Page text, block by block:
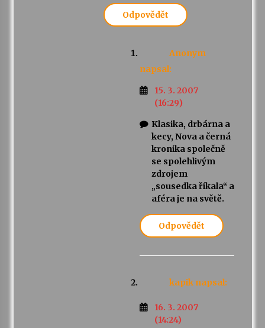
Odpovědět
Anonym
napsal:
15. 3. 2007
(16:29)
Klasika, drbárna a
kecy, Nova a černá
kronika společně
se spolehlivým
zdrojem
„sousedka říkala“ a
aféra je na světě.
Odpovědět
kapik napsal:
16. 3. 2007
(14:24)